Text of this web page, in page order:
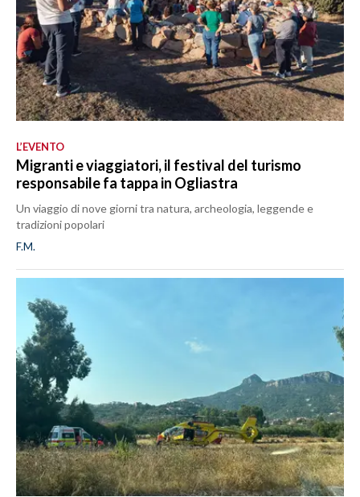
L’EVENTO
Migranti e viaggiatori, il festival del turismo
responsabile fa tappa in Ogliastra
Un viaggio di nove giorni tra natura, archeologia, leggende e
tradizioni popolari
F.M.